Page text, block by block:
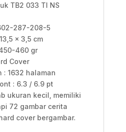
TB2 033 TI NS
287-208-5
x 3,5 cm
460 gr
Cover
: 1632 halaman
: 6.3 / 6.9 pt
ukuran kecil, memiliki
72 gambar cerita
cover bergambar.